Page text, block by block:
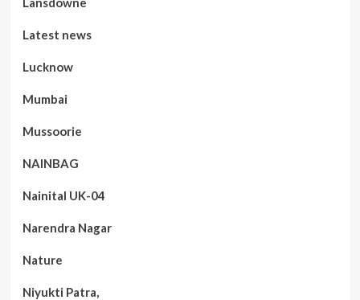
Latest news
Lucknow
Mumbai
Mussoorie
NAINBAG
Nainital UK-04
Narendra Nagar
Nature
Niyukti Patra,